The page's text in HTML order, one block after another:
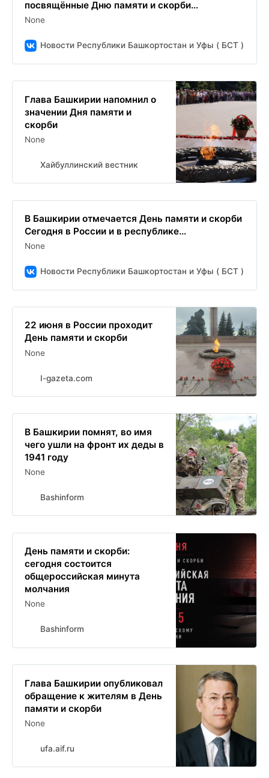
посвящённые Дню памяти и скорби...
None
Новости Республики Башкортостан и Уфы ( БСТ )
Глава Башкирии напомнил о
значении Дня памяти и
скорби
None
Хайбуллинский вестник
В Башкирии отмечается День памяти и скорби
Сегодня в России и в республике...
None
Новости Республики Башкортостан и Уфы ( БСТ )
22 июня в России проходит
День памяти и скорби
None
I-gazeta.com
В Башкирии помнят, во имя
чего ушли на фронт их деды в
1941 году
None
Bashinform
День памяти и скорби:
сегодня состоится
общероссийская минута
молчания
None
Bashinform
Глава Башкирии опубликовал
обращение к жителям в День
памяти и скорби
None
ufa.aif.ru